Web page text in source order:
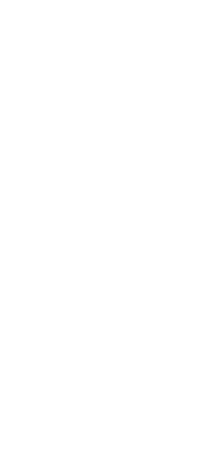
Existe la
capital
en estas
y conllevan un
inversores
negociar con
si entiende su
el alto